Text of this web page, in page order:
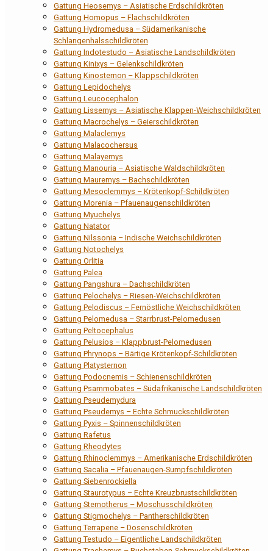
Gattung Heosemys – Asiatische Erdschildkröten
Gattung Homopus – Flachschildkröten
Gattung Hydromedusa – Südamerikanische
Schlangenhalsschildkröten
Gattung Indotestudo – Asiatische Landschildkröten
Gattung Kinixys – Gelenkschildkröten
Gattung Kinosternon – Klappschildkröten
Gattung Lepidochelys
Gattung Leucocephalon
Gattung Lissemys – Asiatische Klappen-Weichschildkröten
Gattung Macrochelys – Geierschildkröten
Gattung Malaclemys
Gattung Malacochersus
Gattung Malayemys
Gattung Manouria – Asiatische Waldschildkröten
Gattung Mauremys – Bachschildkröten
Gattung Mesoclemmys – Krötenkopf-Schildkröten
Gattung Morenia – Pfauenaugenschildkröten
Gattung Myuchelys
Gattung Natator
Gattung Nilssonia – Indische Weichschildkröten
Gattung Notochelys
Gattung Orlitia
Gattung Palea
Gattung Pangshura – Dachschildkröten
Gattung Pelochelys – Riesen-Weichschildkröten
Gattung Pelodiscus – Fernöstliche Weichschildkröten
Gattung Pelomedusa – Starrbrust-Pelomedusen
Gattung Peltocephalus
Gattung Pelusios – Klappbrust-Pelomedusen
Gattung Phrynops – Bärtige Krötenkopf-Schildkröten
Gattung Platysternon
Gattung Podocnemis – Schienenschildkröten
Gattung Psammobates – Südafrikanische Landschildkröten
Gattung Pseudemydura
Gattung Pseudemys – Echte Schmuckschildkröten
Gattung Pyxis – Spinnenschildkröten
Gattung Rafetus
Gattung Rheodytes
Gattung Rhinoclemmys – Amerikanische Erdschildkröten
Gattung Sacalia – Pfauenaugen-Sumpfschildkröten
Gattung Siebenrockiella
Gattung Staurotypus – Echte Kreuzbrustschildkröten
Gattung Sternotherus – Moschusschildkröten
Gattung Stigmochelys – Pantherschildkröten
Gattung Terrapene – Dosenschildkröten
Gattung Testudo – Eigentliche Landschildkröten